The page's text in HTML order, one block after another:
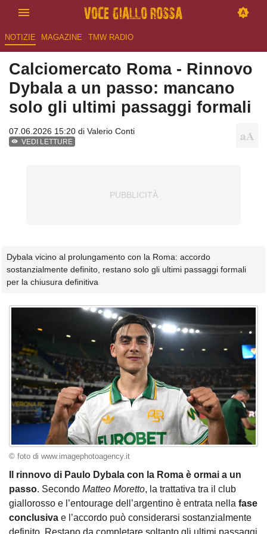
NOTIZIE MAGAZINE TMW RADIO
Calciomercato Roma - Rinnovo
Dybala a un passo: mancano
solo gli ultimi passaggi formali
07.06.2026 15:20 di Valerio Conti
VEDI LETTURE
Dybala vicino al prolungamento con la Roma: accordo
sostanzialmente definito, restano solo gli ultimi passaggi formali
per la chiusura definitiva
© foto di www.imagephotoagency.it
Il rinnovo di Paulo Dybala con la Roma è ormai a un
passo. Secondo Matteo Moretto, la trattativa tra il club
giallorosso e l’entourage dell’argentino è entrata nella fase
conclusiva e l’accordo può considerarsi sostanzialmente